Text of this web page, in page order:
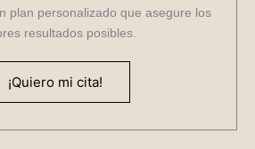
plan personalizado que asegure los
resultados posibles.
¡Quiero mi cita!